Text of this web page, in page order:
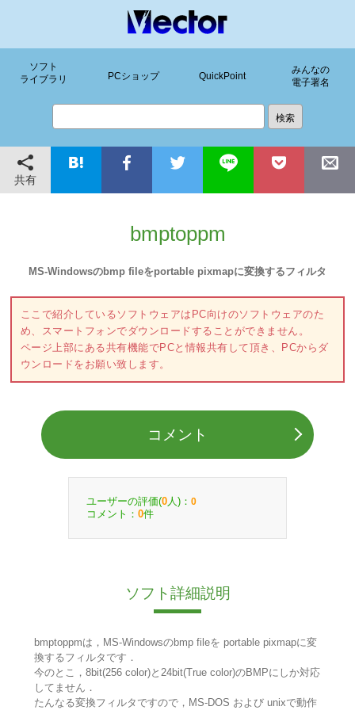
ソフト
ライブラリ
PCショップ QuickPoint
みんなの
電子署名
共有
bmptoppm
MS-Windowsのbmp fileをportable pixmapに変換するフィルタ
ここで紹介しているソフトウェアはPC向けのソフトウェアのた
め、スマートフォンでダウンロードすることができません。
ページ上部にある共有機能でPCと情報共有して頂き、PCからダ
ウンロードをお願い致します。
コメント
ユーザーの評価(0 人)： 0
コメント： 0件
ソフト詳細説明
bmptoppmは，MS-Windowsのbmp fileを portable pixmapに変
換するフィルタです．
今のとこ，8bit(256 color)と24bit(True color)のBMPにしか対応
してません．
たんなる変換フィルタですので，MS-DOS および unixで動作